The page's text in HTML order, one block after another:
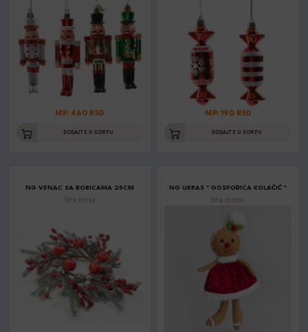
MP: 460 RSD
DODAJTE U KORPU
MP: 190 RSD
DODAJTE U KORPU
NG VENAC SA BOBICAMA 25CM
Šifra: 95098
NG UKRAS " GOSPOĐICA KOLAČIĆ "
Šifra: 060551